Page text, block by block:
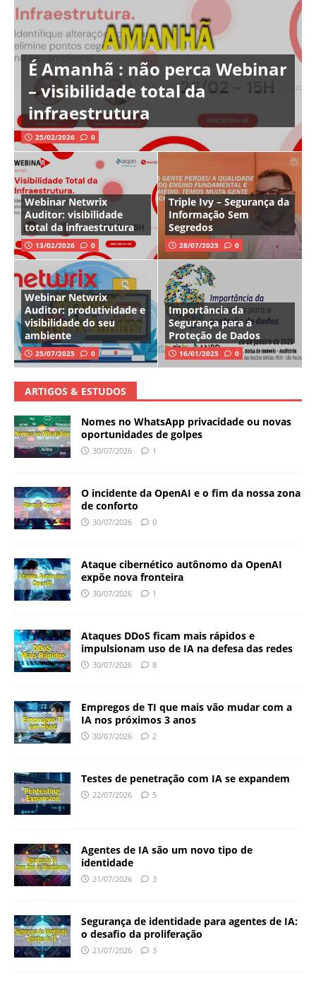
É Amanhã : não perca Webinar
– visibilidade total da
infraestrutura
25/02/2026 0
Webinar Netwrix
Auditor: visibilidade
total da infraestrutura
13/02/2026 0
Triple Ivy – Segurança da
Informação Sem
Segredos
28/07/2025 0
Webinar Netwrix
Auditor: produtividade e
visibilidade do seu
ambiente
25/07/2025 0
Importância da
Segurança para a
Proteção de Dados
16/01/2025 0
ARTIGOS & ESTUDOS
Nomes no WhatsApp privacidade ou novas
oportunidades de golpes
30/07/2026 1
O incidente da OpenAI e o fim da nossa zona
de conforto
30/07/2026 0
Ataque cibernético autônomo da OpenAI
expõe nova fronteira
30/07/2026 1
Ataques DDoS ficam mais rápidos e
impulsionam uso de IA na defesa das redes
30/07/2026 8
Empregos de TI que mais vão mudar com a
IA nos próximos 3 anos
30/07/2026 2
Testes de penetração com IA se expandem
22/07/2026 5
Agentes de IA são um novo tipo de
identidade
21/07/2026 3
Segurança de identidade para agentes de IA:
o desafio da proliferação
21/07/2026 3